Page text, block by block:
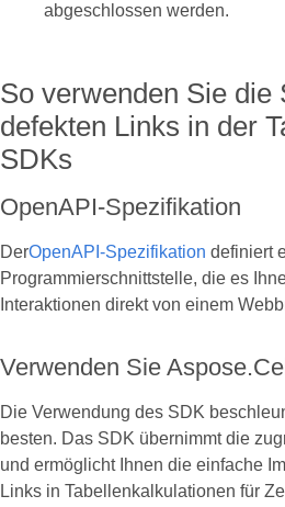
abgeschlossen werden.
So verwenden Sie die
defekten Links in der
SDKs
OpenAPI-Spezifikation
DerOpenAPI-Spezifikation definiert
Programmierschnittstelle, die es
Interaktionen direkt von einem
Verwenden Sie
Die Verwendung des SDK
besten. Das SDK übernimmt die
und ermöglicht Ihnen die einfache
Links in Tabellenkalkulationen für